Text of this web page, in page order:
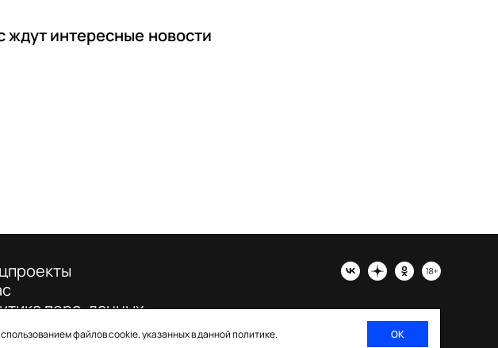
ждут интересные новости
файлов cookie, указанных в данной политике. ОК
перс. данных